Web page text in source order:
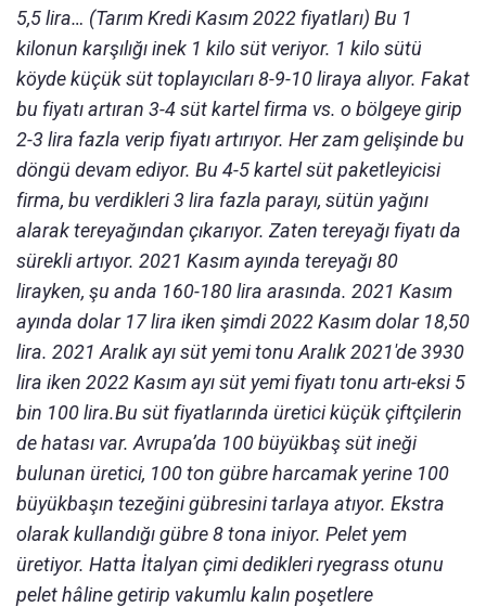
5,5 lira… (Tarım Kredi Kasım 2022 fiyatları) Bu 1
kilonun karşılığı inek 1 kilo süt veriyor. 1 kilo sütü
köyde küçük süt toplayıcıları 8-9-10 liraya alıyor. Fakat
bu fiyatı artıran 3-4 süt kartel firma vs. o bölgeye girip
2-3 lira fazla verip fiyatı artırıyor. Her zam gelişinde bu
döngü devam ediyor. Bu 4-5 kartel süt paketleyicisi
firma, bu verdikleri 3 lira fazla parayı, sütün yağını
alarak tereyağından çıkarıyor. Zaten tereyağı fiyatı da
sürekli artıyor. 2021 Kasım ayında tereyağı 80
lirayken, şu anda 160-180 lira arasında. 2021 Kasım
ayında dolar 17 lira iken şimdi 2022 Kasım dolar 18,50
lira. 2021 Aralık ayı süt yemi tonu Aralık 2021'de 3930
lira iken 2022 Kasım ayı süt yemi fiyatı tonu artı-eksi 5
bin 100 lira.Bu süt fiyatlarında üretici küçük çiftçilerin
de hatası var. Avrupa’da 100 büyükbaş süt ineği
bulunan üretici, 100 ton gübre harcamak yerine 100
büyükbaşın tezeğini gübresini tarlaya atıyor. Ekstra
olarak kullandığı gübre 8 tona iniyor. Pelet yem
üretiyor. Hatta İtalyan çimi dedikleri ryegrass otunu
pelet hâline getirip vakumlu kalın poşetlere